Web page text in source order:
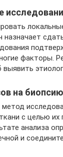
назначает
факторы.
на биопсию
с целью
анализа
и